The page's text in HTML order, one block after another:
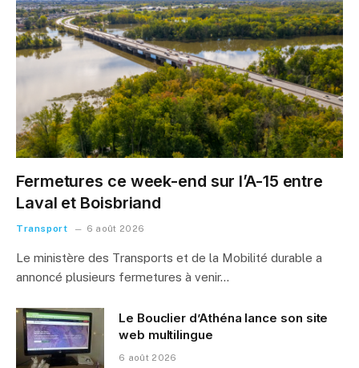
Fermetures ce week-end sur l’A-15 entre
Laval et Boisbriand
Transport 6 août 2026
Le ministère des Transports et de la Mobilité durable a
annoncé plusieurs fermetures à venir…
Le Bouclier d’Athéna lance son site
web multilingue
6 août 2026